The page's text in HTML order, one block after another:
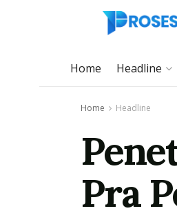
Home Headline
Home Headline
Pra